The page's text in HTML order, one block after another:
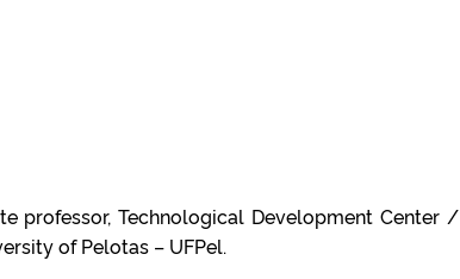
professor, Technological Development Center /
of Pelotas – UFPel.